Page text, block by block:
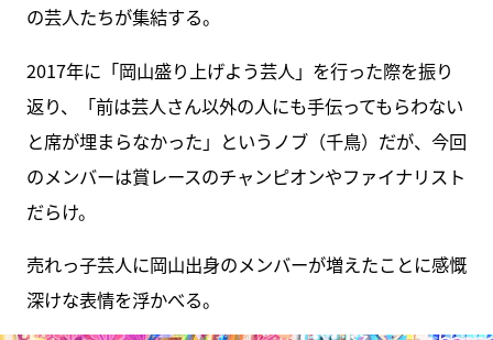
の芸人たちが集結する。
2017年に「岡山盛り上げよう芸人」を行った際を振り
返り、「前は芸人さん以外の人にも手伝ってもらわない
と席が埋まらなかった」というノブ（千鳥）だが、今回
のメンバーは賞レースのチャンピオンやファイナリスト
だらけ。
売れっ子芸人に岡山出身のメンバーが増えたことに感慨
深けな表情を浮かべる。